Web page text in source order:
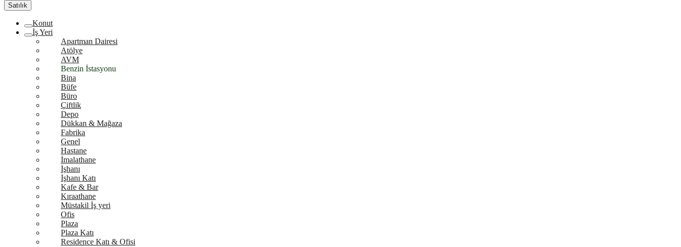
Satılık
Konut
İş Yeri
Apartman Dairesi
Atölye
AVM
Benzin İstasyonu
Bina
Büfe
Büro
Çiftlik
Depo
Dükkan & Mağaza
Fabrika
Genel
Hastane
İmalathane
İşhanı
İşhanı Katı
Kafe & Bar
Kıraathane
Müstakil İş yeri
Ofis
Plaza
Plaza Katı
Residence Katı & Ofisi